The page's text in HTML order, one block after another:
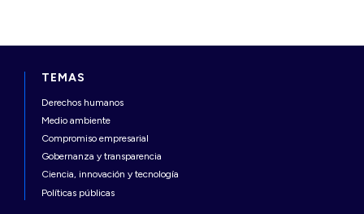
TEMAS
Derechos humanos
Medio ambiente
Compromiso empresarial
Gobernanza y transparencia
Ciencia, innovación y tecnología
Políticas públicas